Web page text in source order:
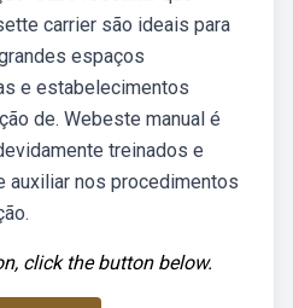
carrier são ideais para
espaços
e estabelecimentos
de. Webeste manual é
treinados e
auxiliar nos procedimentos
click the button below.